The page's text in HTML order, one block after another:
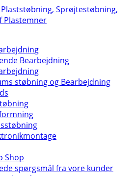
Bearbejdning
støbning og Bearbejdning
Shop
spørgsmål fra vore kunder